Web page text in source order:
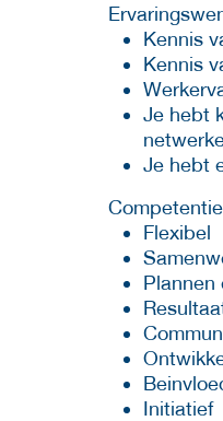
Kennis
Kennis
Je hebt
Je hebt
Flexibel
Plannen
Initiatief